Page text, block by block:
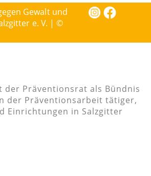
Gewalt und
e. V. | ©
der Präventionsrat als Bündnis
der Präventionsarbeit tätiger,
Einrichtungen in Salzgitter